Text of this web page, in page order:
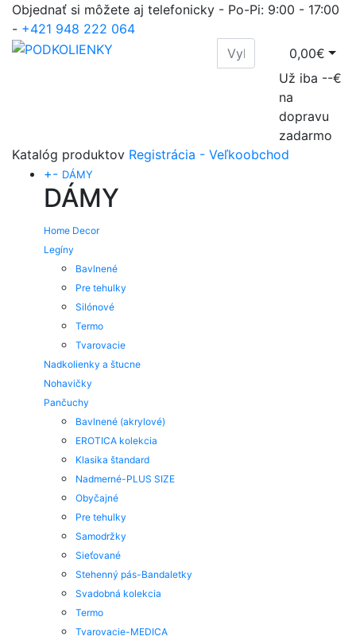
Objednať si môžete aj telefonicky - Po-Pi: 9:00 - 17:00
- +421 948 222 064
0,00€
Už iba --€
na
dopravu
zadarmo
Katalóg produktov Registrácia - Veľkoobchod
+- DÁMY
DÁMY
Home Decor
Legíny
Bavlnené
Pre tehulky
Silónové
Termo
Tvarovacie
Nadkolienky a štucne
Nohavičky
Pančuchy
Bavlnené (akrylové)
EROTICA kolekcia
Klasika štandard
Nadmerné-PLUS SIZE
Obyčajné
Pre tehulky
Samodržky
Sieťované
Stehenný pás-Bandaletky
Svadobná kolekcia
Termo
Tvarovacie-MEDICA